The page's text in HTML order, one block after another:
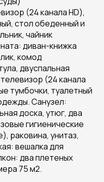
(24 канала HD),
стол обеденный и
чайник
диван-книжка
комод
двуспальная
(24 канала
тумбочки, туалетный
Санузел:
доска, утюг, два
гигиенические
раковина, унитаз,
вешалка для
два плетеных
75 м2.